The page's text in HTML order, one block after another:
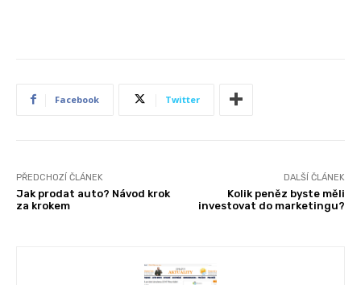
Facebook Twitter
PŘEDCHOZÍ ČLÁNEK
Jak prodat auto? Návod krok
za krokem
DALŠÍ ČLÁNEK
Kolik peněz byste měli
investovat do marketingu?